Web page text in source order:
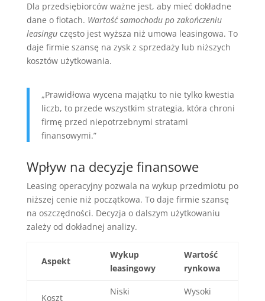
Dla przedsiębiorców ważne jest, aby mieć dokładne
dane o flotach. Wartość samochodu po zakończeniu
leasinguczęsto jest wyższa niż umowa leasingowa. To
daje firmie szansę na zysk z sprzedaży lub niższych
kosztów użytkowania.
„Prawidłowa wycena majątku to nie tylko kwestia
liczb, to przede wszystkim strategia, która chroni
firmę przed niepotrzebnymi stratami
finansowymi.”
Wpływ na decyzje finansowe
Leasing operacyjny pozwala na wykup przedmiotu po
niższej cenie niż początkowa. To daje firmie szansę
na oszczędności. Decyzja o dalszym użytkowaniu
zależy od dokładnej analizy.
Aspekt
Wykup
leasingowy
Wartość
rynkowa
Koszt
Niski
Wysoki